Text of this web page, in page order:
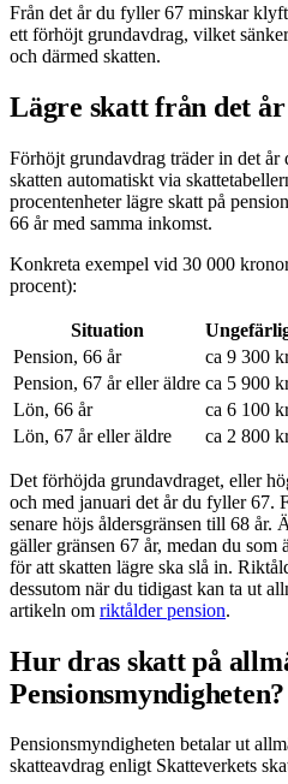
Från det år du fyller 67 minskar
ett förhöjt grundavdrag, vilket
och därmed skatten.
Lägre skatt från det
Förhöjt grundavdrag träder in det
skatten automatiskt via
procentenheter lägre skatt på
66 år med samma inkomst.
Konkreta exempel vid 30 000
procent):
Situation
Pension, 66 år
ca 9 300
Pension, 67 år eller äldre ca 5 900
Lön, 66 år
ca 6 100
Lön, 67 år eller äldre
ca 2 800
Det förhöjda grundavdraget, eller
och med januari det år du fyller 67.
senare höjs åldersgränsen till 68 år.
gäller gränsen 67 år, medan du
för att skatten lägre ska slå in.
dessutom när du tidigast kan ta ut
artikeln om riktålder pension.
Hur dras skatt på
Pensionsmyndigheten?
Pensionsmyndigheten betalar ut
skatteavdrag enligt Skatteverkets